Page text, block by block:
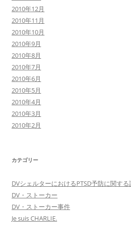
2010年12月
2010年11月
2010年10月
2010年9月
2010年8月
2010年7月
2010年6月
2010年5月
2010年4月
2010年3月
2010年2月
カテゴリー
DVシェルターにおけるPTSD予防に関する
DV・ストーカー
DV・ストーカー事件
Je suis CHARLIE.